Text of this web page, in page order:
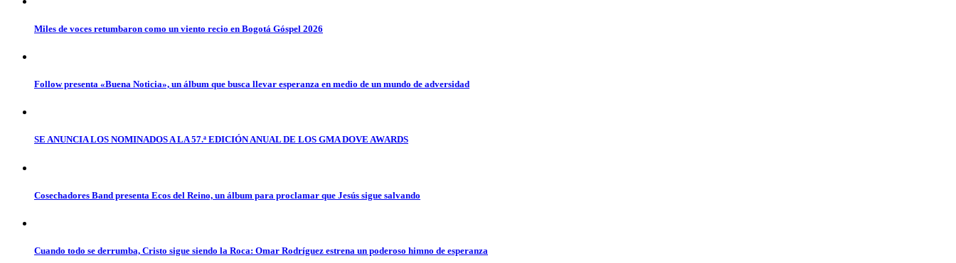
Miles de voces retumbaron como un viento recio en Bogotá Góspel 2026
Follow presenta «Buena Noticia», un álbum que busca llevar esperanza en medio de un mundo de adversidad
SE ANUNCIA LOS NOMINADOS A LA 57.ª EDICIÓN ANUAL DE LOS GMA DOVE AWARDS
Cosechadores Band presenta Ecos del Reino, un álbum para proclamar que Jesús sigue salvando
Cuando todo se derrumba, Cristo sigue siendo la Roca: Omar Rodríguez estrena un poderoso himno de esperanza